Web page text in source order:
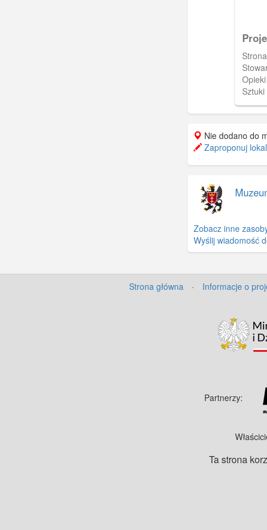
und
Nie dodano do
Zaproponuj
Zobacz inne
Wyślij wiadomość
Strona główna · Informacje o
Partnerzy:
Ta strona